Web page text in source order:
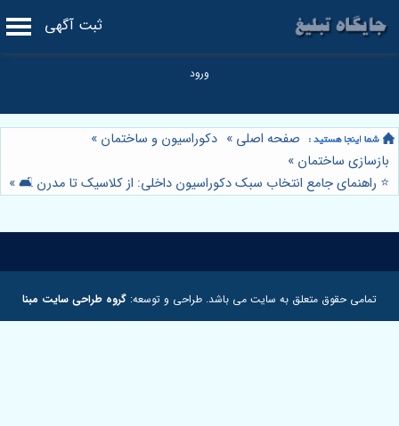
ثبت آگهی
صفحه اصلی » دکوراسیون و ساختمان »
بازسازی ساختمان »
⭐️ راهنمای جامع انتخاب سبک دکوراسیون داخلی: از کلاسیک تا مدرن 🛋️»
تمامی حقوق متعلق به سایت می باشد. طراحی و توسعه: گروه طراحی سایت مبنا